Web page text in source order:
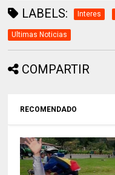
LABELS: Interes
Ultimas Noticias
COMPARTIR
RECOMENDADO